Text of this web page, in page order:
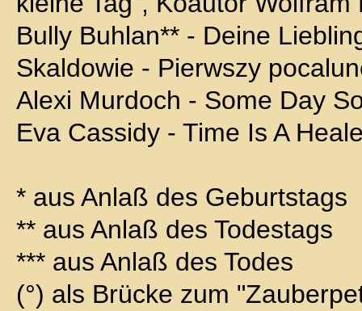
Bully Buhlan** - Deine
Skaldowie - Pierwszy
Alexi Murdoch - Some Day
Eva Cassidy - Time Is A
* aus Anlaß des Geburtstags
** aus Anlaß des Todestags
*** aus Anlaß des Todes
(°) als Brücke zum